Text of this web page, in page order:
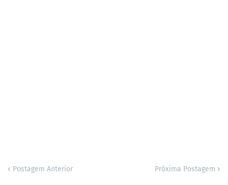
Postagem Anterior Próxima Postagem